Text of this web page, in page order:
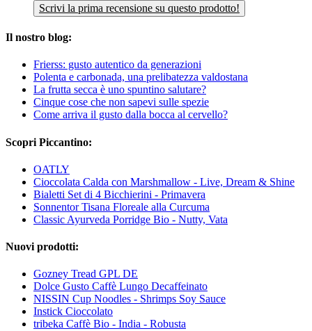
Scrivi la prima recensione su questo prodotto!
Il nostro blog:
Frierss: gusto autentico da generazioni
Polenta e carbonada, una prelibatezza valdostana
La frutta secca è uno spuntino salutare?
Cinque cose che non sapevi sulle spezie
Come arriva il gusto dalla bocca al cervello?
Scopri Piccantino:
OATLY
Cioccolata Calda con Marshmallow - Live, Dream & Shine
Bialetti Set di 4 Bicchierini - Primavera
Sonnentor Tisana Floreale alla Curcuma
Classic Ayurveda Porridge Bio - Nutty, Vata
Nuovi prodotti:
Gozney Tread GPL DE
Dolce Gusto Caffè Lungo Decaffeinato
NISSIN Cup Noodles - Shrimps Soy Sauce
Instick Cioccolato
tribeka Caffè Bio - India - Robusta